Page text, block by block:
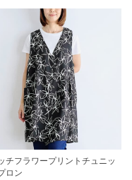
チフラワープリントチュニッ
ロン